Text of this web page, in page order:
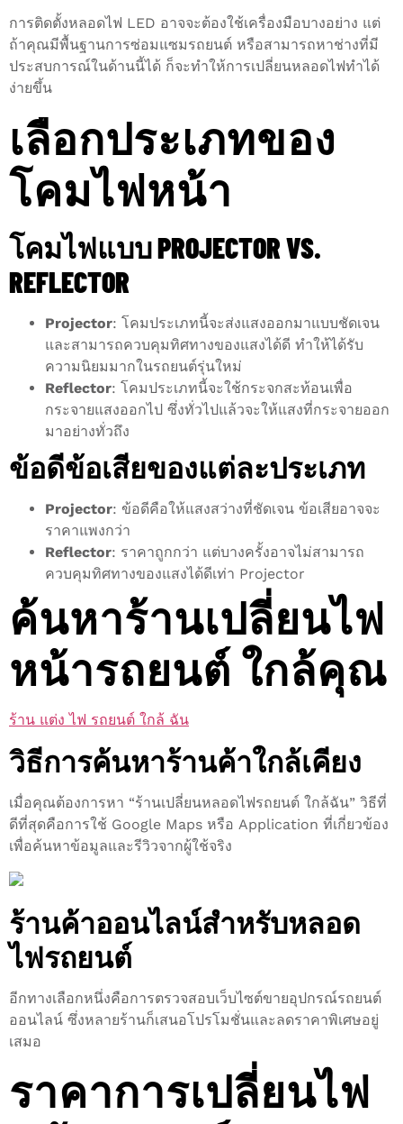
การติดตั้งหลอดไฟ LED อาจจะต้องใช้เครื่องมือบางอย่าง แต่
ถ้าคุณมีพื้นฐานการซ่อมแซมรถยนต์ หรือสามารถหาช่างที่มี
ประสบการณ์ในด้านนี้ได้ ก็จะทำให้การเปลี่ยนหลอดไฟทำได้
ง่ายขึ้น
เลือกประเภทของ
โคมไฟหน้า
โคมไฟแบบ PROJECTOR VS.
REFLECTOR
Projector: โคมประเภทนี้จะส่งแสงออกมาแบบชัดเจน
และสามารถควบคุมทิศทางของแสงได้ดี ทำให้ได้รับ
ความนิยมมากในรถยนต์รุ่นใหม่
Reflector: โคมประเภทนี้จะใช้กระจกสะท้อนเพื่อ
กระจายแสงออกไป ซึ่งทั่วไปแล้วจะให้แสงที่กระจายออก
มาอย่างทั่วถึง
ข้อดีข้อเสียของแต่ละประเภท
Projector: ข้อดีคือให้แสงสว่างที่ชัดเจน ข้อเสียอาจจะ
ราคาแพงกว่า
Reflector: ราคาถูกกว่า แต่บางครั้งอาจไม่สามารถ
ควบคุมทิศทางของแสงได้ดีเท่า Projector
ค้นหาร้านเปลี่ยนไฟ
หน้ารถยนต์ ใกล้คุณ
ร้าน แต่ง ไฟ รถยนต์ ใกล้ ฉัน
วิธีการค้นหาร้านค้าใกล้เคียง
เมื่อคุณต้องการหา “ร้านเปลี่ยนหลอดไฟรถยนต์ ใกล้ฉัน” วิธีที่
ดีที่สุดคือการใช้ Google Maps หรือ Application ที่เกี่ยวข้อง
เพื่อค้นหาข้อมูลและรีวิวจากผู้ใช้จริง
ร้านค้าออนไลน์สำหรับหลอด
ไฟรถยนต์
อีกทางเลือกหนึ่งคือการตรวจสอบเว็บไซต์ขายอุปกรณ์รถยนต์
ออนไลน์ ซึ่งหลายร้านก็เสนอโปรโมชั่นและลดราคาพิเศษอยู่
เสมอ
ราคาการเปลี่ยนไฟ